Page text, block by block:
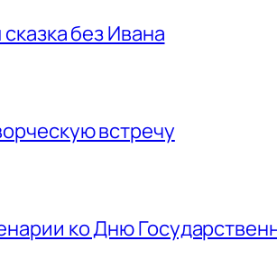
без Ивана
встречу
ко Дню